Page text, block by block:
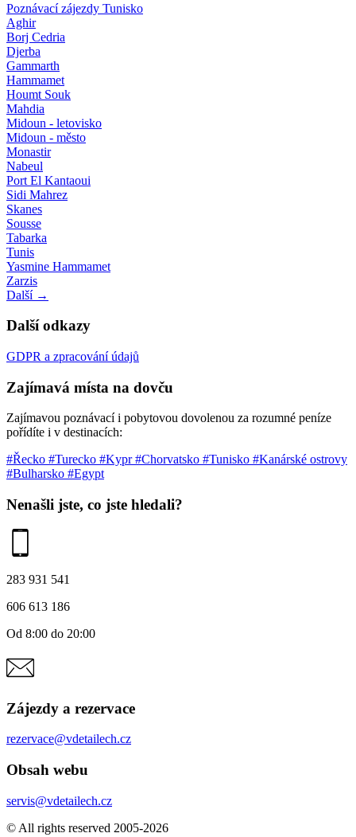
Poznávací zájezdy Tunisko
Aghir
Borj Cedria
Djerba
Gammarth
Hammamet
Houmt Souk
Mahdia
Midoun - letovisko
Midoun - město
Monastir
Nabeul
Port El Kantaoui
Sidi Mahrez
Skanes
Sousse
Tabarka
Tunis
Yasmine Hammamet
Zarzis
Další →
Další odkazy
GDPR a zpracování údajů
Zajímavá místa na dovču
Zajímavou poznávací i pobytovou dovolenou za rozumné peníze
pořídíte i v destinacích:
#Řecko #Turecko #Kypr#Chorvatsko #Tunisko #Kanárské ostrovy
#Bulharsko #Egypt
Nenašli jste, co jste hledali?
283 931 541
606 613 186
Od 8:00 do 20:00
Zájezdy a rezervace
rezervace@vdetailech.cz
Obsah webu
servis@vdetailech.cz
© All rights reserved 2005-2026